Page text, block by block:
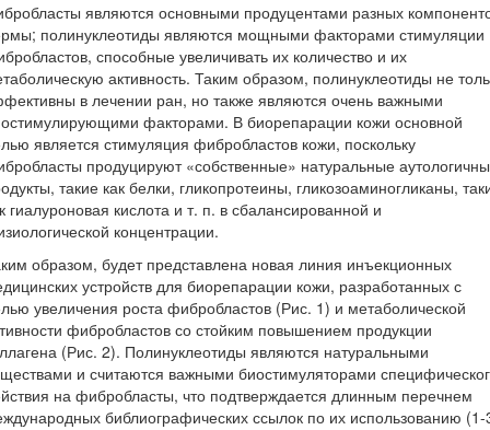
являются основными продуцентами разных
полинуклеотиды являются мощными факторами стимуляции
способные увеличивать их количество и их
активность. Таким образом, полинуклеотиды не
в лечении ран, но также являются очень важными
факторами. В биорепарации кожи основной
является стимуляция фибробластов кожи, поскольку
продуцируют «собственные» натуральные
такие как белки, гликопротеины, гликозоаминогликаны,
гиалуроновая кислота и т. п. в сбалансированной и
концентрации.
образом, будет представлена новая линия инъекционных
устройств для биорепарации кожи, разработанных с
увеличения роста фибробластов (Рис. 1) и метаболической
фибробластов со стойким повышением продукции
(Рис. 2). Полинуклеотиды являются натуральными
и считаются важными биостимуляторами
на фибробласты, что подтверждается длинным перечнем
библиографических ссылок по их использованию (1-